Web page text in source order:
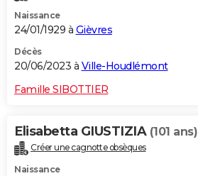
Naissance
24/01/1929 à Gièvres
Décès
20/06/2023 à Ville-Houdlémont
Famille SIBOTTIER
Elisabetta GIUSTIZIA (101 ans)
Créer une cagnotte obsèques
Naissance